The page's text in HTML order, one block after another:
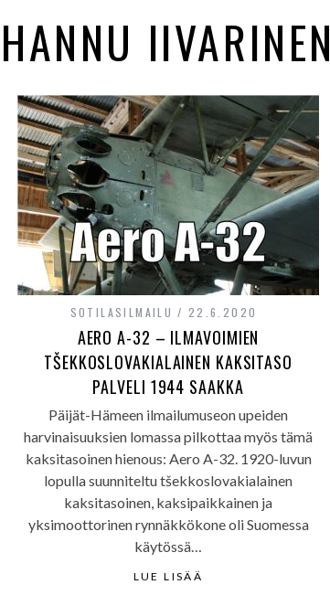
HANNU IIVARINEN
SOTILASILMAILU 22.6.2020
AERO A-32 – ILMAVOIMIEN
TŠEKKOSLOVAKIALAINEN KAKSITASO
PALVELI 1944 SAAKKA
Päijät-Hämeen ilmailumuseon upeiden
harvinaisuuksien lomassa pilkottaa myös tämä
kaksitasoinen hienous: Aero A-32. 1920-luvun
lopulla suunniteltu tšekkoslovakialainen
kaksitasoinen, kaksipaikkainen ja
yksimoottorinen rynnäkkökone oli Suomessa
käytössä…
LUE LISÄÄ